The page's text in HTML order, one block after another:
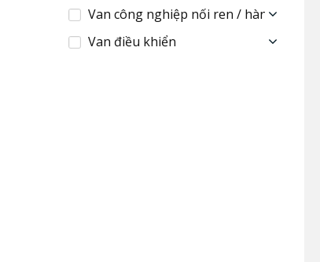
Van công nghiệp nối ren / hàn
Van điều khiển